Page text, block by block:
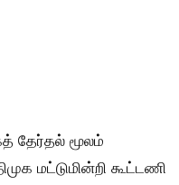
தேர்தல் மூலம்
மட்டுமின்றி கூட்டணி